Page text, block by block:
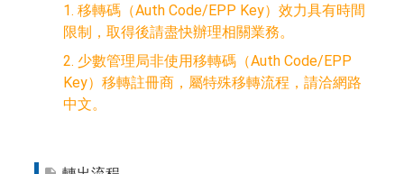
1. 移轉碼（Auth Code/EPP Key）效力具有時間
限制，取得後請盡快辦理相關業務。
2. 少數管理局非使用移轉碼（Auth Code/EPP
Key）移轉註冊商，屬特殊移轉流程，請洽網路
中文。